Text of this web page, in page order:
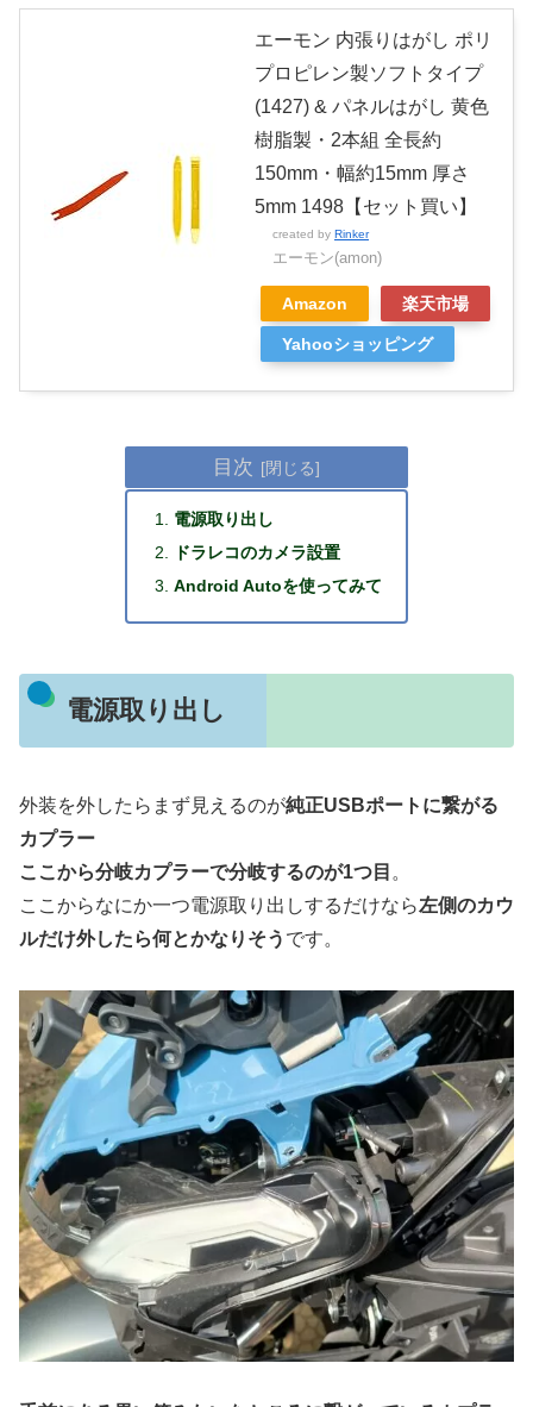
エーモン 内張りはがし ポリ
プロピレン製ソフトタイプ
(1427) & パネルはがし 黄色
樹脂製・2本組 全長約
150mm・幅約15mm 厚さ
5mm 1498【セット買い】
created by Rinker
エーモン(amon)
Amazon 楽天市場
Yahooショッピング
目次
電源取り出し
ドラレコのカメラ設置
Android Autoを使ってみて
電源取り出し
外装を外したらまず見えるのが純正USBポートに繋がる
カプラー
ここから分岐カプラーで分岐するのが1つ目 。
ここからなにか一つ電源取り出しするだけなら左側のカウ
ルだけ外したら何とかなりそう です。